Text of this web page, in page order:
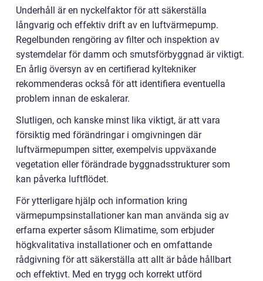
Underhåll är en nyckelfaktor för att säkerställa
långvarig och effektiv drift av en luftvärmepump.
Regelbunden rengöring av filter och inspektion av
systemdelar för damm och smutsförbyggnad är viktigt.
En årlig översyn av en certifierad kyltekniker
rekommenderas också för att identifiera eventuella
problem innan de eskalerar.
Slutligen, och kanske minst lika viktigt, är att vara
försiktig med förändringar i omgivningen där
luftvärmepumpen sitter, exempelvis uppväxande
vegetation eller förändrade byggnadsstrukturer som
kan påverka luftflödet.
För ytterligare hjälp och information kring
värmepumpsinstallationer kan man använda sig av
erfarna experter såsom Klimatime, som erbjuder
högkvalitativa installationer och en omfattande
rådgivning för att säkerställa att allt är både hållbart
och effektivt. Med en trygg och korrekt utförd